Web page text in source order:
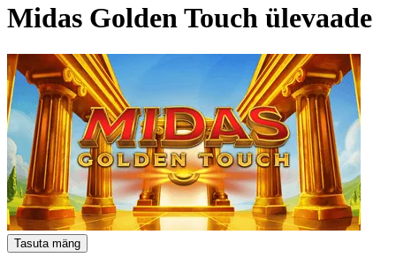
Midas Golden Touch ülevaade
Tasuta mäng